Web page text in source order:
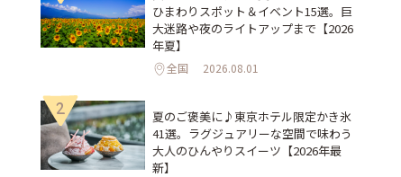
ひまわりスポット＆イベント15選。巨
大迷路や夜のライトアップまで【2026
年夏】
全国 2026.08.01
2
夏のご褒美に♪東京ホテル限定かき氷
41選。ラグジュアリーな空間で味わう
大人のひんやりスイーツ【2026年最
新】